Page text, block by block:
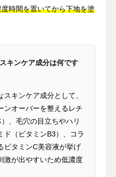
時間を置いてから下地を塗
キンケア成分は何です
キンケア成分として、
ンオーバーを整えるレチ
、毛穴の目立ちやハリ
ド（ビタミンB3）、コラ
ビタミンC美容液が挙げ
激が出やすいため低濃度